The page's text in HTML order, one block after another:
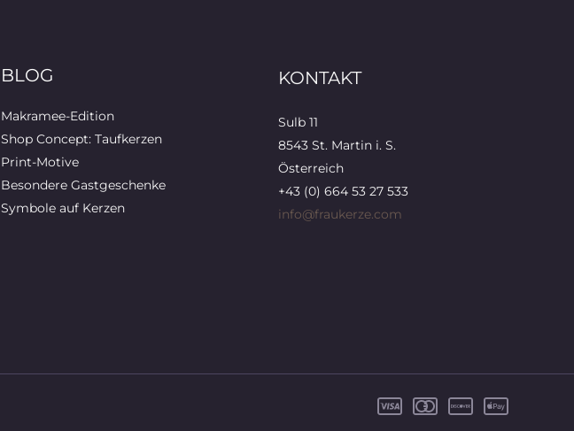
BLOG
Makramee-Edition
Shop Concept: Taufkerzen
Print-Motive
Besondere Gastgeschenke
Symbole auf Kerzen
KONTAKT
Sulb 11
8543 St. Martin i. S.
Österreich
+43 (0) 664 53 27 533
info@fraukerze.com